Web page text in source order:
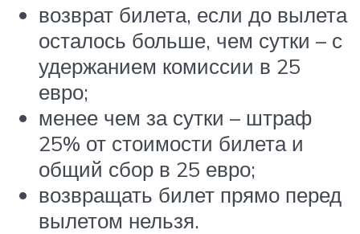
возврат билета, если до вылета
осталось больше, чем сутки – с
удержанием комиссии в 25
евро;
менее чем за сутки – штраф
25% от стоимости билета и
общий сбор в 25 евро;
возвращать билет прямо перед
вылетом нельзя.